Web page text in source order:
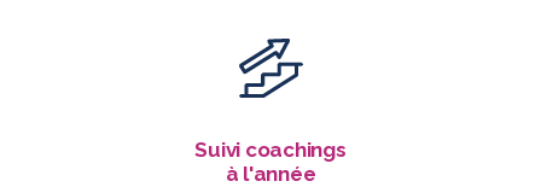
Suivi coachings
à l'année